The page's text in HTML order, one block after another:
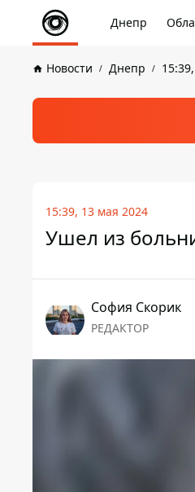
Днепр
Новости Днепр
15:39, 13 мая 2024
Ушел из
София Скорик
РЕДАКТОР